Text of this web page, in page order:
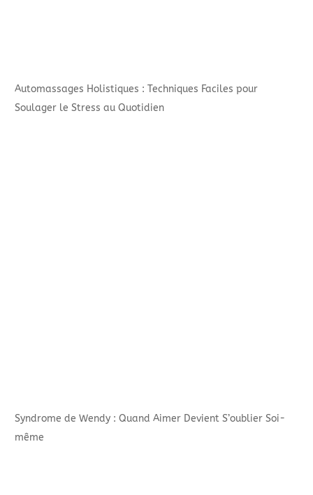
Automassages Holistiques : Techniques Faciles pour
Soulager le Stress au Quotidien
Syndrome de Wendy : Quand Aimer Devient S’oublier Soi-
même